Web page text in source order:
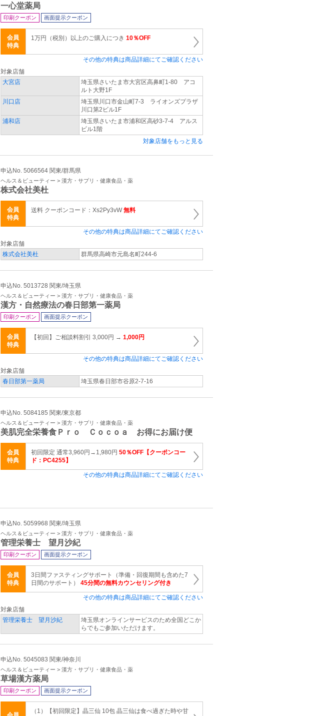
一心堂薬局
印刷クーポン 画面提示クーポン
会員
特典
1万円（税別）以上のご購入につき 10％OFF
その他の特典は商品詳細にてご確認ください
対象店舗
大宮店
埼玉県さいたま市大宮区高鼻町1-80 アコ
ルト大野1F
川口店
埼玉県川口市金山町7-3 ライオンズプラザ
川口第2ビル1F
浦和店
埼玉県さいたま市浦和区高砂3-7-4 アルス
ビル1階
対象店舗をもっと見る
申込No. 5066564 関東/群馬県
ヘルス＆ビューティー > 漢方・サプリ・健康食品・薬
株式会社美杜
会員
特典
送料 クーポンコード：Xs2Py3vW無料
その他の特典は商品詳細にてご確認ください
対象店舗
株式会社美杜
群馬県高崎市元島名町244-6
申込No. 5013728 関東/埼玉県
ヘルス＆ビューティー > 漢方・サプリ・健康食品・薬
漢方・自然療法の春日部第一薬局
印刷クーポン 画面提示クーポン
会員
特典
【初回】ご相談料割引 3,000円 → 1,000円
その他の特典は商品詳細にてご確認ください
対象店舗
春日部第一薬局
埼玉県春日部市谷原2‐7‐16
申込No. 5084185 関東/東京都
ヘルス＆ビューティー > 漢方・サプリ・健康食品・薬
美肌完全栄養食Ｐｒｏ Ｃｏｃｏａ お得にお届け便
会員
特典
初回限定 通常3,960円→1,980円 50％OFF【クーポンコー
ド：PC4255】
その他の特典は商品詳細にてご確認ください
申込No. 5059968 関東/埼玉県
ヘルス＆ビューティー > 漢方・サプリ・健康食品・薬
管理栄養士 望月沙紀
印刷クーポン 画面提示クーポン
会員
特典
3日間ファスティングサポート（準備・回復期間も含めた7
日間のサポート） 45分間の無料カウンセリング付き
その他の特典は商品詳細にてご確認ください
対象店舗
管理栄養士 望月沙紀
埼玉県オンラインサービスのため全国どこか
らでもご参加いただけます。
申込No. 5045083 関東/神奈川
ヘルス＆ビューティー > 漢方・サプリ・健康食品・薬
草場漢方薬局
印刷クーポン 画面提示クーポン
（1）【初回限定】晶三仙 10包 晶三仙は食べ過ぎた時や甘